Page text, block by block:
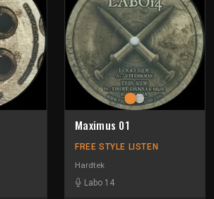
Maximus 01
FREE STYLE LISTEN
Hardtek
Labo 14